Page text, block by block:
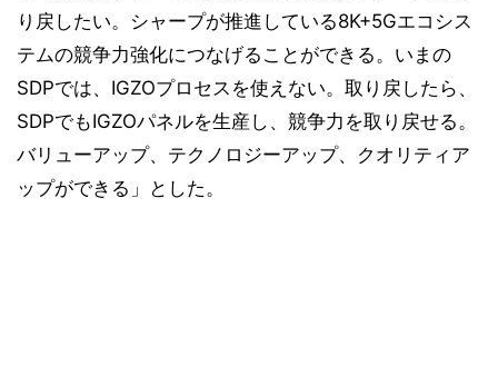
り戻したい。シャープが推進している8K+5Gエコシス
テムの競争力強化につなげることができる。いまの
SDPでは、IGZOプロセスを使えない。取り戻したら、
SDPでもIGZOパネルを生産し、競争力を取り戻せる。
バリューアップ、テクノロジーアップ、クオリティア
ップができる」とした。